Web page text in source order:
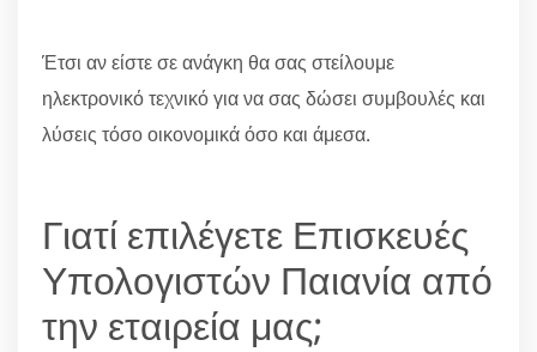
Έτσι αν είστε σε ανάγκη θα σας στείλουμε
ηλεκτρονικό τεχνικό για να σας δώσει συμβουλές και
λύσεις τόσο οικονομικά όσο και άμεσα.
Γιατί επιλέγετε Επισκευές
Υπολογιστών Παιανία από
την εταιρεία μας;